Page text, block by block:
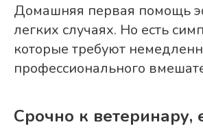
Домашняя первая помощь
легких случаях. Но есть
которые требуют
профессионального
Срочно к ветеринару,